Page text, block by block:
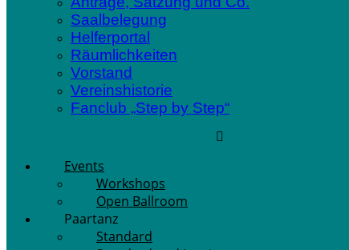
Saalbelegung
Helferportal
Räumlichkeiten
Vorstand
Vereinshistorie
Fanclub „Step by Step“
Events
Workshops
Open Ballroom
Paartanz
Standard